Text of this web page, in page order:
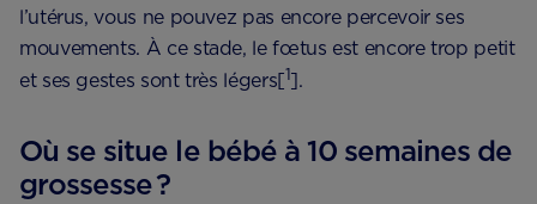
l’utérus, vous ne pouvez pas encore percevoir ses
mouvements. À ce stade, le fœtus est encore trop petit
et ses gestes sont très légers[1].
Où se situe le bébé à 10 semaines de
grossesse ?